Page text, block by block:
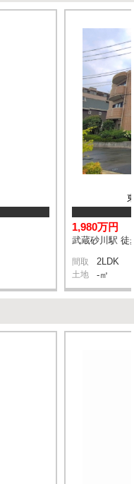
1,980万円
武蔵砂川駅 徒
間取 2LDK
土地 -㎡